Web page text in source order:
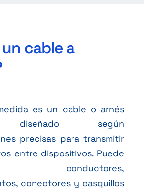
cable a
es un cable o arnés
diseñado según
precisas para transmitir
entre dispositivos. Puede
conductores,
conectores y casquillos